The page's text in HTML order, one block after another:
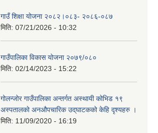
गाउँ शिक्षा योजना २०८२।०८३- २०८६-०८७
मिति: 07/21/2026 - 10:32
गाउँपालिका विकास योजना २०७९/०८०
मिति: 02/14/2023 - 15:22
गोलन्जोर गाउँपालिका अन्तर्गत अस्थायी कोभिड १९
अस्पतालको अनऔपचारिक उद्‌घाटकको केहि दृश्यहरु ।
मिति: 11/09/2020 - 16:19